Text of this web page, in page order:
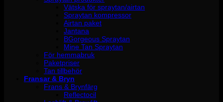
Vätska för spraytan/airtan
Spraytan kompressor
Airtan paket
Jantana
BGorgeous Spraytan
Mine Tan Spraytan
För hemmabruk
Paketpriser
Tan tillbehör
Fransar & Bryn
Frans & Brynfärg
Reflectocil